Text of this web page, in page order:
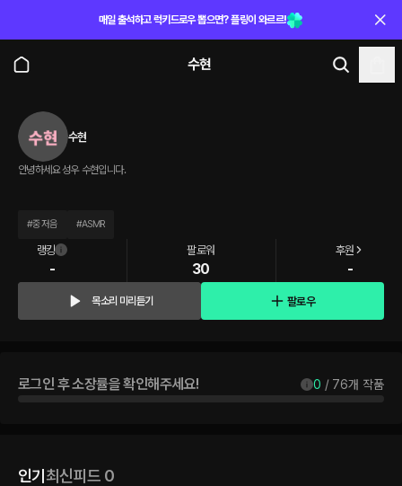
매일 출석하고 럭키드로우 뽑으면? 플링이 와르르!
수현
수현
안녕하세요 성우 수현입니다.
#중저음 #ASMR
랭킹
-
팔로워
30
후원
-
목소리 미리듣기 팔로우
로그인 후 소장률을 확인해주세요! 0 / 76개 작품
인기 최신피드 0